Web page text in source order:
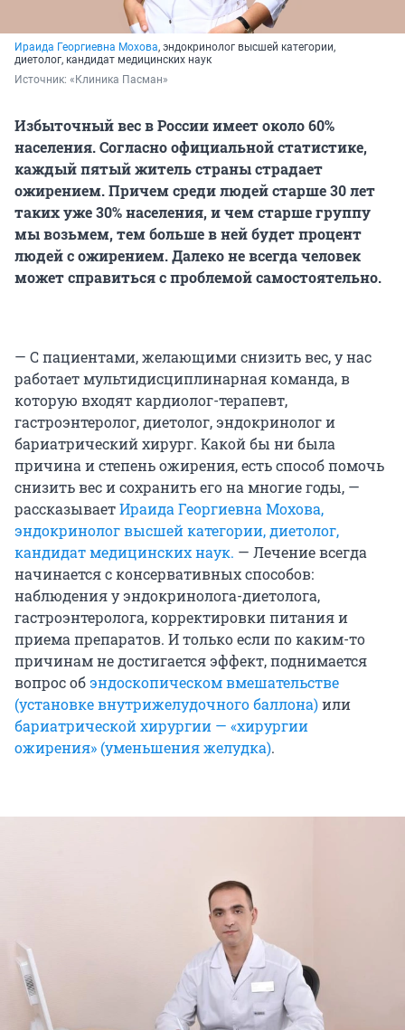
Ираида Георгиевна Мохова, эндокринолог высшей категории,
диетолог, кандидат медицинских наук
Источник: «Клиника Пасман»
Избыточный вес в России имеет около 60%
населения. Согласно официальной статистике,
каждый пятый житель страны страдает
ожирением. Причем среди людей старше 30 лет
таких уже 30% населения, и чем старше группу
мы возьмем, тем больше в ней будет процент
людей с ожирением. Далеко не всегда человек
может справиться с проблемой самостоятельно.
— С пациентами, желающими снизить вес, у нас
работает мультидисциплинарная команда, в
которую входят кардиолог-терапевт,
гастроэнтеролог, диетолог, эндокринолог и
бариатрический хирург. Какой бы ни была
причина и степень ожирения, есть способ помочь
снизить вес и сохранить его на многие годы, —
рассказываетИраида Георгиевна Мохова,
эндокринолог высшей категории, диетолог,
кандидат медицинских наук. — Лечение всегда
начинается с консервативных способов:
наблюдения у эндокринолога-диетолога,
гастроэнтеролога, корректировки питания и
приема препаратов. И только если по каким-то
причинам не достигается эффект, поднимается
вопрос обэндоскопическом вмешательстве
(установке внутрижелудочного баллона)или
бариатрической хирургии — «хирургии
ожирения» (уменьшения желудка).